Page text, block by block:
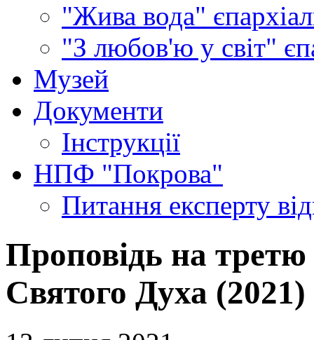
"Жива вода"
"З любов'ю у світ"
Музей
Документи
Інструкції
НПФ "Покрова"
Питання експерту
Проповідь на третю
Святого Духа (2021)